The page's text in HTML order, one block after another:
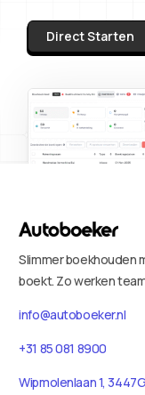
Direct Starten
Slimmer boekhouden
boekt. Zo werken
info@autoboeker.nl
+31 85 081 8900
Wipmolenlaan 1,